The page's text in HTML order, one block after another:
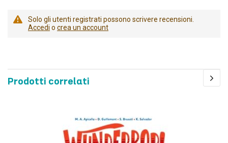
Solo gli utenti registrati possono scrivere recensioni.
Accedi o crea un account
Prodotti correlati